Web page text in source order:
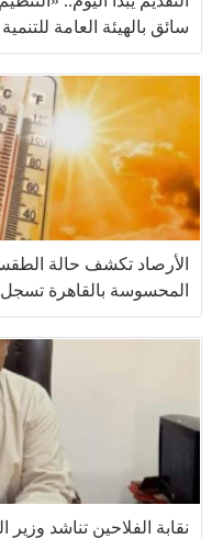
سائق بالهيئة العامة
المحسوسة بالقاهرة تسجل 39 درجة
نقابة الفلاحين تناشد